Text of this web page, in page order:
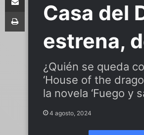
Casa del
estrena,
¿Quién se queda
‘House of the
la novela ‘Fuego y
4 agosto, 2024
Imprimir